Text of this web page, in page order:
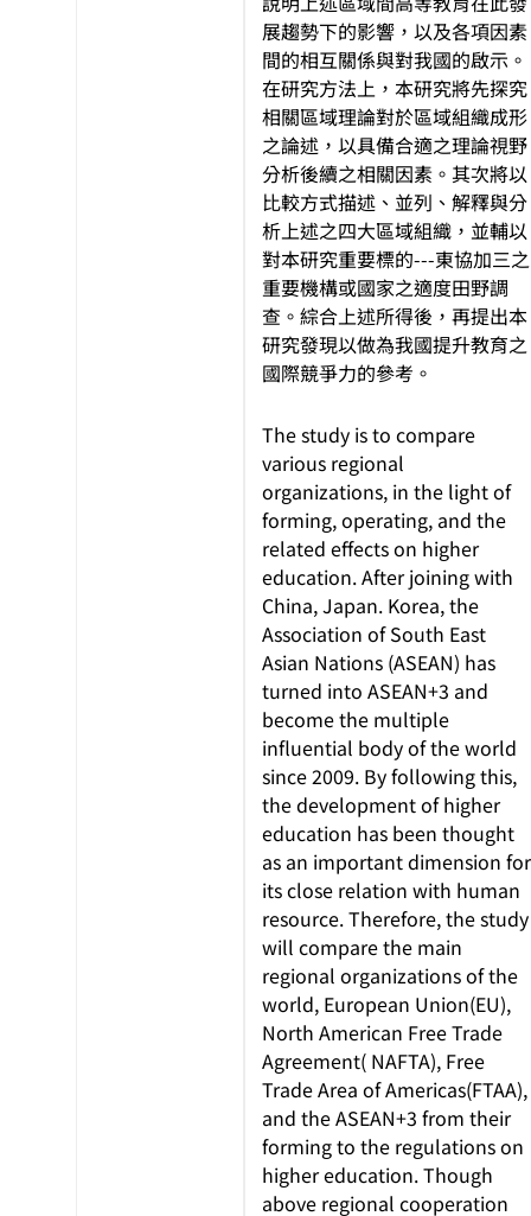
展趨勢下的影響，以及各項因素
間的相互關係與對我國的啟示。
在研究方法上，本研究將先探究
相關區域理論對於區域組織成形
之論述，以具備合適之理論視野
分析後續之相關因素。其次將以
比較方式描述、並列、解釋與分
析上述之四大區域組織，並輔以
對本研究重要標的---東協加三之
重要機構或國家之適度田野調
查。綜合上述所得後，再提出本
研究發現以做為我國提升教育之
國際競爭力的參考。
The study is to compare
various regional
organizations, in the light of
forming, operating, and the
related effects on higher
education. After joining with
China, Japan. Korea, the
Association of South East
Asian Nations (ASEAN) has
turned into ASEAN+3 and
become the multiple
influential body of the world
since 2009. By following this,
the development of higher
education has been thought
as an important dimension for
its close relation with human
resource. Therefore, the study
will compare the main
regional organizations of the
world, European Union(EU),
North American Free Trade
Agreement( NAFTA), Free
Trade Area of Americas(FTAA),
and the ASEAN+3 from their
forming to the regulations on
higher education. Though
above regional cooperation